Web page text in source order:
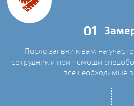
01
После заявки к вам на
сотрудник и при помощи
все необходимые